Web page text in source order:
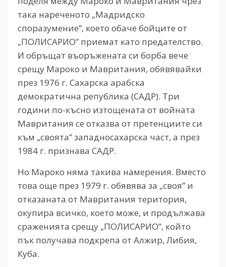
така нареченото „Мадридско
споразумение”, което обаче бойците от
„ПОЛИСАРИО” приемат като предателство.
И обръщат въоръжената си борба вече
срещу Мароко и Мавритания, обявявайки
през 1976 г. Сахарска арабска
демократична република (САДР). Три
години по-късно изтощената от войната
Мавритания се отказва от претенциите си
към „своята” западносахарска част, а през
1984 г. признава САДР.
Но Мароко няма такива намерения. Вместо
това още през 1979 г. обявява за „своя” и
отказаната от Мавритания територия,
окупира всичко, което може, и продължава
сраженията срещу „ПОЛИСАРИО”, който
пък получава подкрепа от Алжир, Либия,
Куба.